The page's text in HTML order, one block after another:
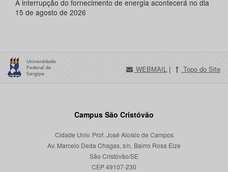
A interrupção do fornecimento de energia acontecerá no dia
15 de agosto de 2026
WEBMAIL | Topo do Site
Campus São Cristóvão
Cidade Univ. Prof. José Aloísio de Campos
Av. Marcelo Deda Chagas, s/n, Bairro Rosa Elze
São Cristóvão/SE
CEP 49107-230